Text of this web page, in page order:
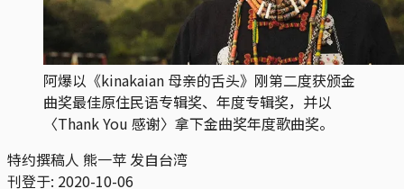
阿爆以《kinakaian 母亲的舌头》刚第二度获颁金
曲奖最佳原住民语专辑奖、年度专辑奖，并以
〈Thank You 感谢〉拿下金曲奖年度歌曲奖。
特约撰稿人 熊一苹 发自台湾
刊登于: 2020-10-06